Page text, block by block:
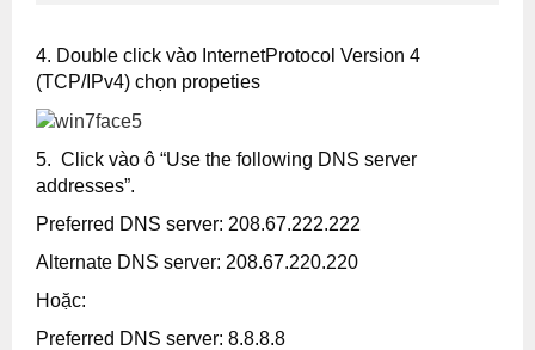
4. Double click vào InternetProtocol Version 4
(TCP/IPv4)chọn propeties
5. Click vào ô “Use the following DNS server
addresses”.
Preferred DNS server: 208.67.222.222
Alternate DNS server: 208.67.220.220
Hoặc:
Preferred DNS server: 8.8.8.8